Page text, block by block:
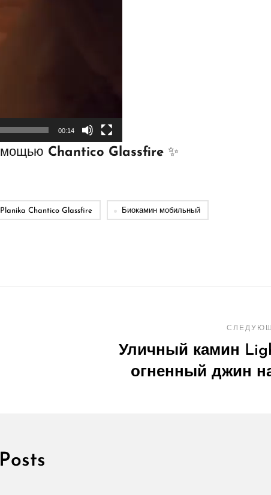
00:14
Chantico Glassfire✨
Chantico Glassfire Биокамин мобильный
Уличный камин
огненный джин